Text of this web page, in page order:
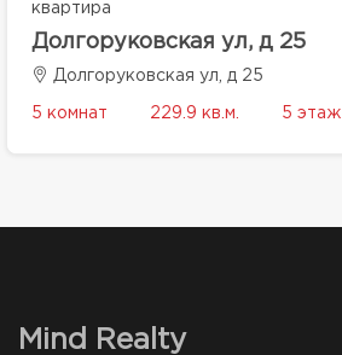
квартира
Долгоруковская ул, д 25
Долгоруковская ул, д 25
5 комнат 229.9 кв.м. 5 этаж
Mind Realty